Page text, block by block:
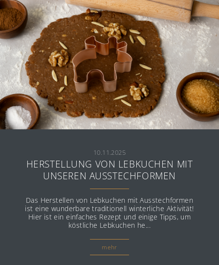
10.11.2025
HERSTELLUNG VON LEBKUCHEN MIT
UNSEREN AUSSTECHFORMEN
Das Herstellen von Lebkuchen mit Ausstechformen
ist eine wunderbare traditionell winterliche Aktivität!
Hier ist ein einfaches Rezept und einige Tipps, um
köstliche Lebkuchen he...
mehr